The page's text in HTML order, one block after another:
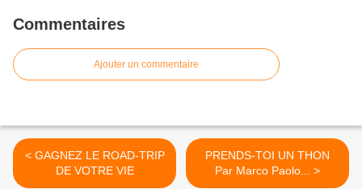
Commentaires
Ajouter un commentaire
< GAGNEZ LE ROAD-TRIP
DE VOTRE VIE
PRENDS-TOI UN THON
Par Marco Paolo... >